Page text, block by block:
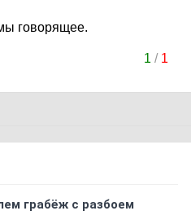
говорящее.
1 / 1
грабёж с разбоем